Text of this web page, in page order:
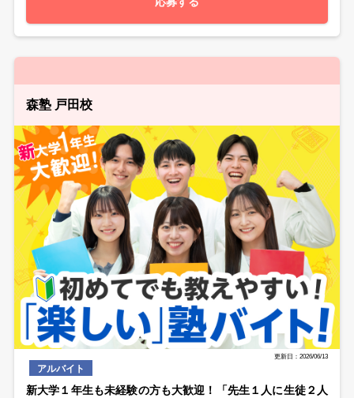
森塾 戸田校
更新日：2026/06/13
アルバイト
新大学１年生も未経験の方も大歓迎！「先生１人に生徒２人